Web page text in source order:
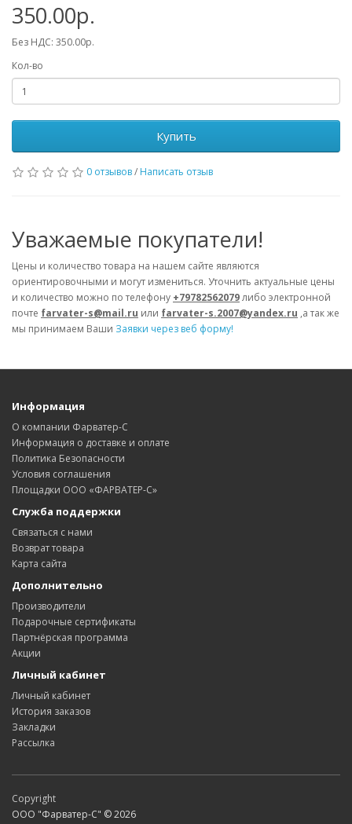
350.00р.
Без НДС: 350.00р.
Кол-во
Купить
0 отзывов/ Написать отзыв
Уважаемые покупатели!
Цены и количество товара на нашем сайте являются
ориентировочными и могут измениться. Уточнить актуальные цены
и количество можно по телефону +79782562079либо электронной
почте farvater-s@mail.ru или farvater-s.2007@yandex.ru ,а так же
мы принимаем Ваши Заявки через веб форму!
Информация
О компании Фарватер-С
Информация о доставке и оплате
Политика Безопасности
Условия соглашения
Площадки ООО «ФАРВАТЕР-С»
Служба поддержки
Связаться с нами
Возврат товара
Карта сайта
Дополнительно
Производители
Подарочные сертификаты
Партнёрская программа
Акции
Личный кабинет
Личный кабинет
История заказов
Закладки
Рассылка
Copyright
ООО "Фарватер-С" © 2026